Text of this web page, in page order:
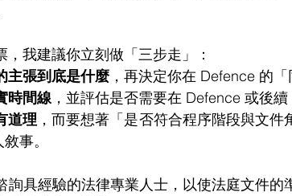
我建議你立刻做「三步走」：
主張到底是什麼，再決定你在 Defence 的「
時間線，並評估是否需要在 Defence 或後續
道理 ，而要想著「是否符合程序階段與文
事。
詢具經驗的法律專業人士，以使法庭文件的